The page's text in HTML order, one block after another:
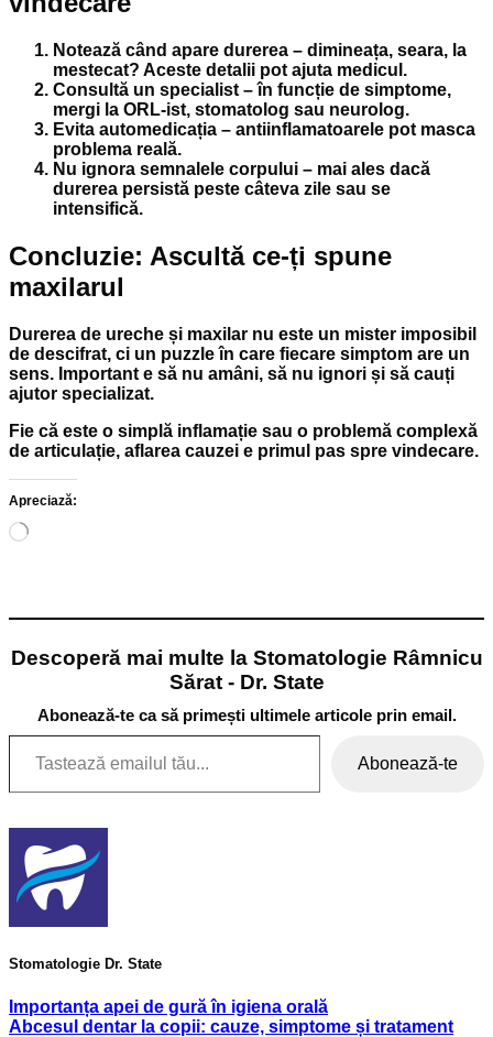
Notează când apare durerea – dimineața, seara, la
mestecat? Aceste detalii pot ajuta medicul.
Consultă un specialist – în funcție de simptome,
mergi la ORL-ist, stomatolog sau neurolog.
Evita automedicația – antiinflamatoarele pot masca
problema reală.
Nu ignora semnalele corpului – mai ales dacă
durerea persistă peste câteva zile sau se
intensifică.
Concluzie: Ascultă ce-ți spune
maxilarul
Durerea de ureche și maxilar nu este un mister imposibil
de descifrat, ci un puzzle în care fiecare simptom are un
sens. Important e să nu amâni, să nu ignori și să cauți
ajutor specializat.
Fie că este o simplă inflamație sau o problemă complexă
de articulație, aflarea cauzei e primul pas spre vindecare.
Apreciază:
Încarc...
Descoperă mai multe la Stomatologie Râmnicu
Sărat - Dr. State
Abonează-te ca să primești ultimele articole prin email.
Tastează emailul tău...
Abonează-te
Stomatologie Dr. State
Importanța apei de gură în igiena orală
Abcesul dentar la copii: cauze, simptome și tratament